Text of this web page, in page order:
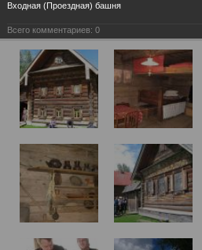
Входная (Проездная) башня
Всего комментариев: 0